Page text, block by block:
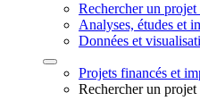
Rechercher un projet
Analyses, études et
Données et
Projets financés et
Rechercher un projet